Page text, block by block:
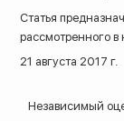
Статья
рассмотренного в
21 августа 2017 г.
Независимый